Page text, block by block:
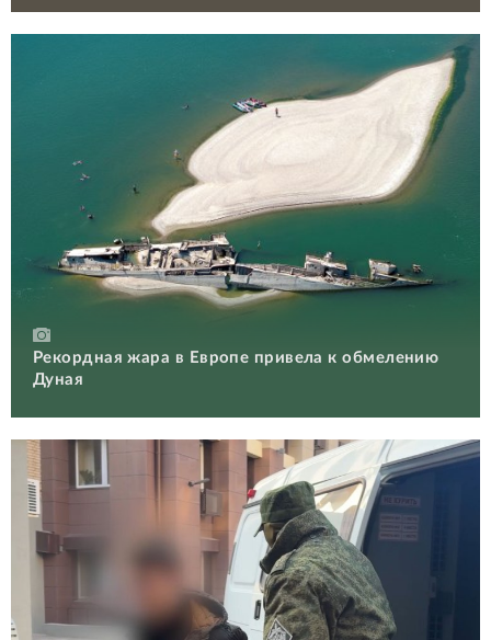
Рекордная жара в Европе привела к обмелению
Дуная